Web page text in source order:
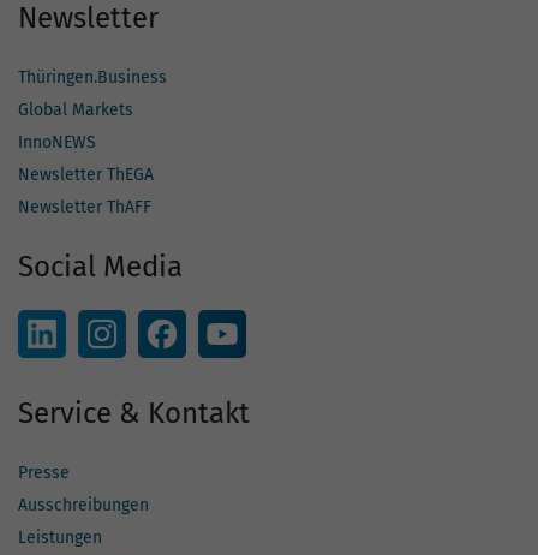
Newsletter
Thüringen.Business
Global Markets
InnoNEWS
Newsletter ThEGA
Newsletter ThAFF
Social Media
Service & Kontakt
Presse
Ausschreibungen
Leistungen